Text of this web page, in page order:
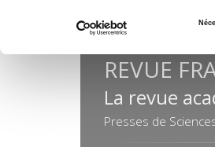
REVUE
La revue
Presses de